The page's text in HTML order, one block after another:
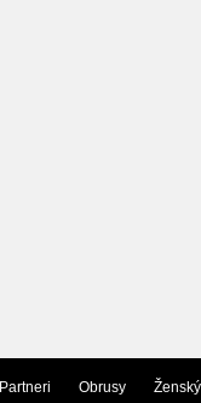
Partneri Obrusy